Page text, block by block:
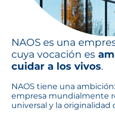
NAOS es una
cuya vocación es
cuidar a los vivos.
NAOS tiene una
empresa mundialmente
universal y la originalidad